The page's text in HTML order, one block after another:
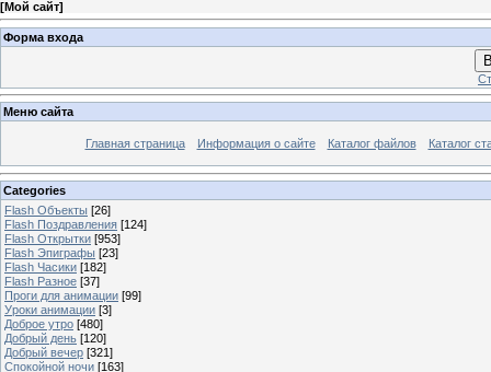
[Мой сайт]
Форма входа
Меню сайта
Главная страница Информация о сайте Каталог файлов Каталог
Categories
Flash Объекты [26]
Flash Поздравления [124]
Flash Открытки [953]
Flash Эпиграфы [23]
Flash Часики [182]
Flash Разное [37]
Проги для анимации [99]
Уроки анимации [3]
Доброе утро [480]
Добрый день [120]
Добрый вечер [321]
Спокойной ночи [163]